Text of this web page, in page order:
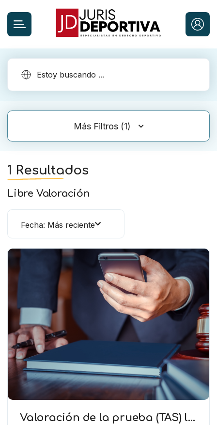
Más Filtros (1)
1 Resultados
Libre Valoración
Fecha: Más reciente
Valoración de la prueba (TAS) la